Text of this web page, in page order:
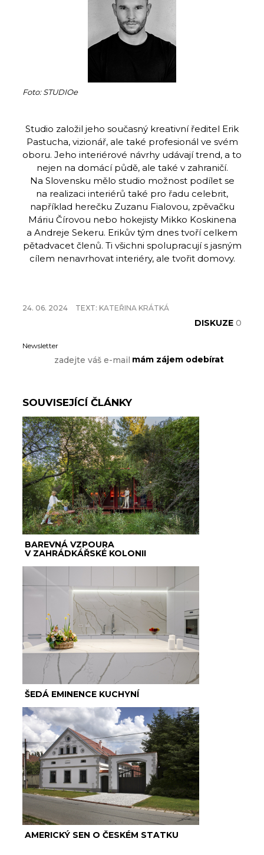
Foto: STUDIOe
Studio založil jeho současný kreativní ředitel Erik
Pastucha, vizionář, ale také profesionál ve svém
oboru. Jeho interiérové návrhy udávají trend, a to
nejen na domácí půdě, ale také v zahraničí.
Na Slovensku mělo studio možnost podílet se
na realizaci interiérů také pro řadu celebrit,
například herečku Zuzanu Fialovou, zpěvačku
Máriu Čírovou nebo hokejisty Mikko Koskinena
a Andreje Sekeru. Erikův tým dnes tvoří celkem
pětadvacet členů. Ti všichni spolupracují s jasným
cílem nenavrhovat interiéry, ale tvořit domovy.
24. 06. 2024 TEXT: KATEŘINA KRÁTKÁ
DISKUZE 0
Newsletter
SOUVISEJÍCÍ ČLÁNKY
BAREVNÁ VZPOURA
V ZAHRÁDKÁŘSKÉ KOLONII
ŠEDÁ EMINENCE KUCHYNÍ
AMERICKÝ SEN O ČESKÉM STATKU